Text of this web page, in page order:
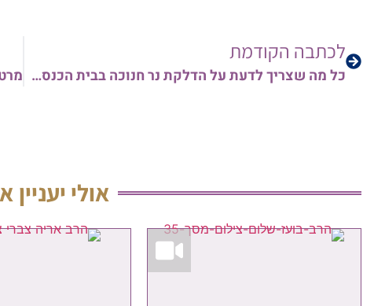
לכתבה הקודמת
כל מה שצריך לדעת על הדלקת נר חנוכה בבית הכנסת ונר השמש – עם הגאון הרב ארז רמתי שליט"א • צפו
אולי